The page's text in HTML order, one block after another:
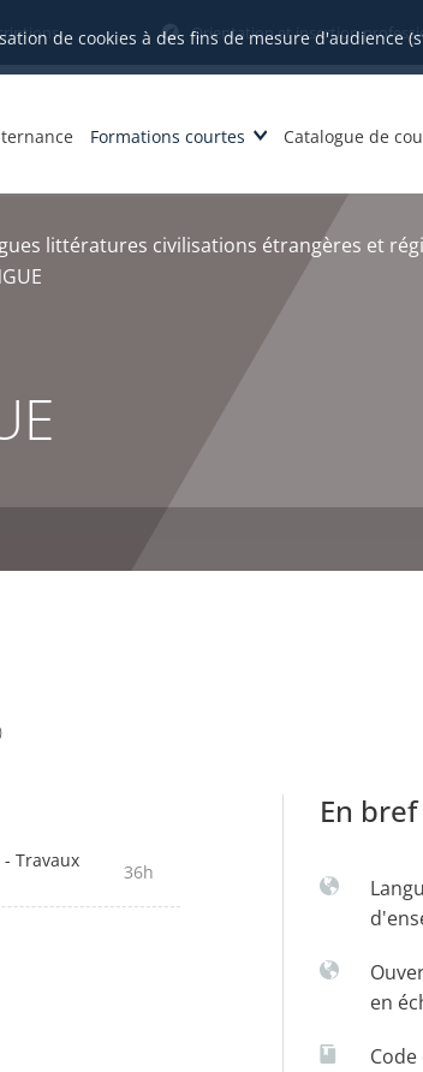
de cookies à des fins de mesure d'audience
Orientation et insertion
Formations courtes Catalogue de
littératures civilisations étrangères et
Travaux
36h
En bref
en